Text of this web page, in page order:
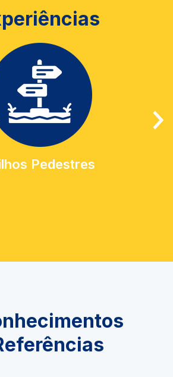
Pedestres